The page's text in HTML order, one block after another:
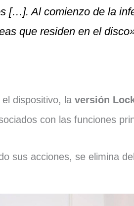
[…]. Al comienzo de la
que residen en el
dispositivo, la versión
con las funciones
sus acciones, se elimina